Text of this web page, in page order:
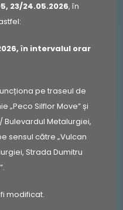
23/24.05.2026, în
ȋn intervalul orar
pe traseul de
„Peco Silflor Move” și
Metalurgiei,
sensul către „Vulcan
Strada Dumitru
modificat.